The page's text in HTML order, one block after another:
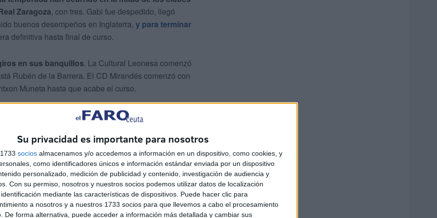
Su privacidad es importante para nosotros
socios almacenamos y/o accedemos a información en un dispositivo, como cookies, y
como identificadores únicos e información estándar enviada por un dispositivo
personalizado, medición de publicidad y contenido, investigación de audiencia y
Con su permiso, nosotros y nuestros socios podemos utilizar datos de localización
mediante las características de dispositivos. Puede hacer clic para
a nosotros y a nuestros 1733 socios para que llevemos a cabo el procesamiento
De forma alternativa, puede acceder a información más detallada y cambiar sus
Zaragoza, con tres. Gabi fue despedido, llegó
buenos desempeños en Inglaterra, y para terminar
definitiva hasta final de curso.
en sus banquillos. La Cultural Leonesa comenzó
Rubén de la Barrera. El CD Mirandés comenzó con
Muneta hasta que acabe el curso.
Almado iba a ser cesado (según informaron
que tiene buena sintonía con la pucelana, decidió
Tartiere. Estuvo de manera interina Sisi
este último llegó Fran Escribá de forma definitiva.